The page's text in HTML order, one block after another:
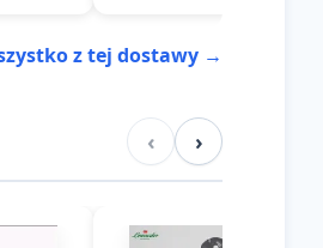
z tej dostawy →
‹ ›